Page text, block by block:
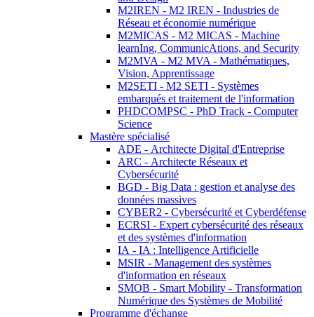
M2IREN - M2 IREN - Industries de
Réseau et économie numérique
M2MICAS - M2 MICAS - Machine
learnIng, CommunicAtions, and Security
M2MVA - M2 MVA - Mathématiques,
Vision, Apprentissage
M2SETI - M2 SETI - Systèmes
embarqués et traitement de l'information
PHDCOMPSC - PhD Track - Computer
Science
Mastère spécialisé
ADE - Architecte Digital d'Entreprise
ARC - Architecte Réseaux et
Cybersécurité
BGD - Big Data : gestion et analyse des
données massives
CYBER2 - Cybersécurité et Cyberdéfense
ECRSI - Expert cybersécurité des réseaux
et des systèmes d'information
IA - IA : Intelligence Artificielle
MSIR - Management des systèmes
d'information en réseaux
SMOB - Smart Mobility - Transformation
Numérique des Systèmes de Mobilité
Programme d'échange